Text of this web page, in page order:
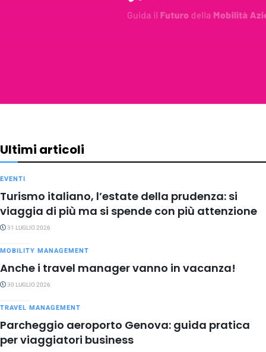
Ultimi articoli
EVENTI
Turismo italiano, l’estate della prudenza: si
viaggia di più ma si spende con più attenzione
31 LUGLIO 2026
MOBILITY MANAGEMENT
Anche i travel manager vanno in vacanza!
30 LUGLIO 2026
TRAVEL MANAGEMENT
Parcheggio aeroporto Genova: guida pratica
per viaggiatori business